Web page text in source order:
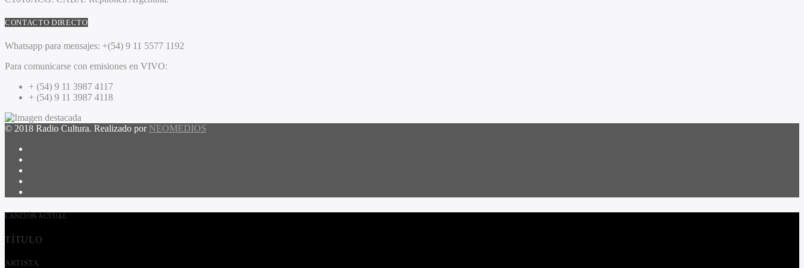
CONTACTO DIRECTO
Whatsapp para mensajes: +(54) 9 11 5577 1192
Para comunicarse con emisiones en VIVO:
+ (54) 9 11 3987 4117
+ (54) 9 11 3987 4118
© 2018 Radio Cultura. Realizado por NEOMEDIOS
CANCIÓN ACTUAL
TÍTULO
ARTISTA